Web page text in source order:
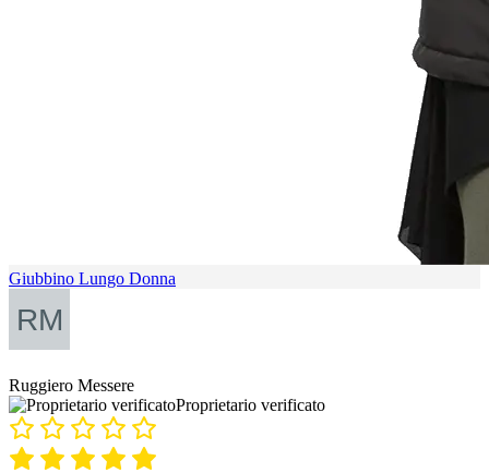
Giubbino Lungo Donna
Ruggiero Messere
Proprietario verificato